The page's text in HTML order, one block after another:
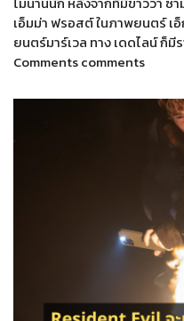
เอ็มม่า ฟรอสต์ ในภาพยนตร์ เ
ยนตร์มาร์เวล ทาง เดดไลน์ ก็
Comments comments